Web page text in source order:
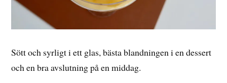
Sött och syrligt i ett glas, bästa blandningen i en dessert
och en bra avslutning på en middag.